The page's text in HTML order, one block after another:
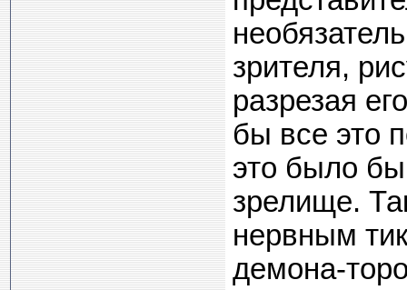
зрителя,
разрезая
бы все это
это было
зрелище.
нервным
демона-